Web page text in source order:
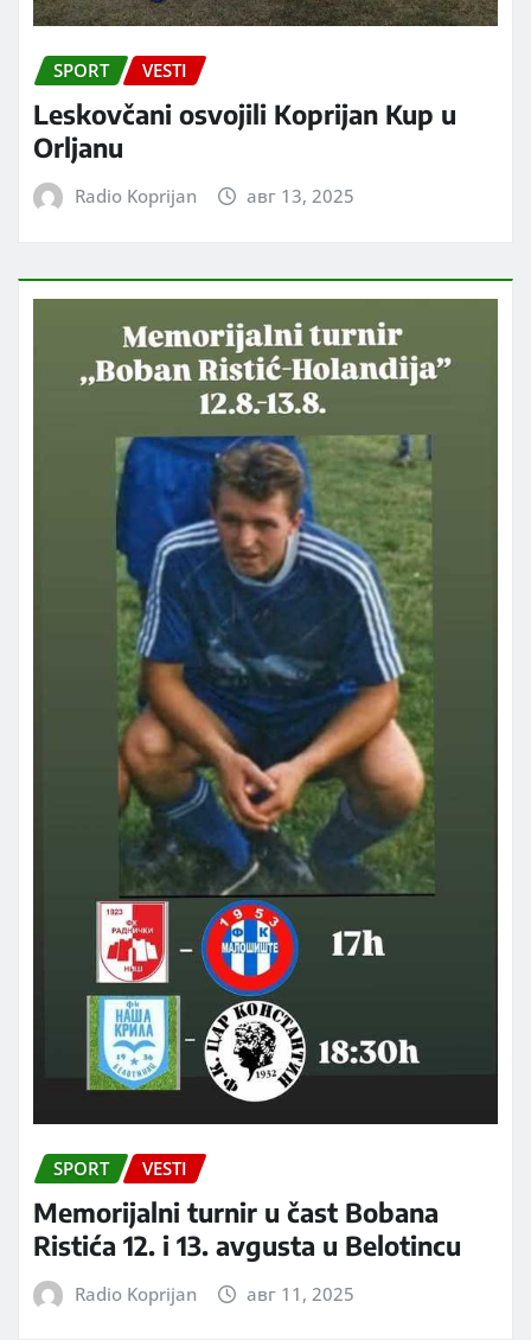
SPORT VESTI
Leskovčani osvojili Koprijan Kup u
Orljanu
Radio Koprijan авг 13, 2025
SPORT VESTI
Memorijalni turnir u čast Bobana
Ristića 12. i 13. avgusta u Belotincu
Radio Koprijan авг 11, 2025